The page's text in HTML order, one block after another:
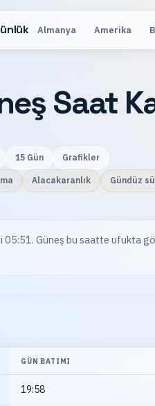
Almanya Amerika
Saat
15 Gün Grafikler
Alacakaranlık Gündüz
05:51. Güneş bu saatte ufukta
GÜN BATIMI
19:58